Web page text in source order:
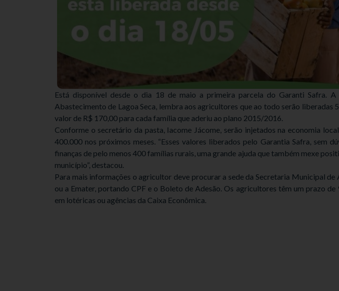
Está disponível desde o dia 18 de maio a primeira parcela do Garanti Safra.
Abastecimento de Lagoa Seca, lembra aos agricultores que ao todo serão liberadas
valor de R$ 170,00 para cada família que aderiu ao plano 2015/2016.
Conforme o secretário da pasta, Iacome Jácome, serão injetados na economia
400.000 nos próximos meses. “Esses valores liberados pelo Garantia Safra, sem
finanças de pelo menos 400 famílias rurais, uma grande ajuda que também mexe
município”, destacou.
Para mais informações o agricultor deve procurar a sede da Secretaria Municipal
ou a Emater, portando CPF e o Boleto de Adesão. Os agricultores têm um prazo de
em lotéricas ou agências da Caixa Econômica.